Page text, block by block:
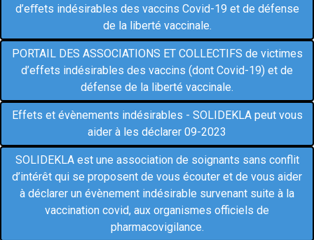
d’eﬀets indésirables des vaccins Covid-19 et de défense
de la liberté vaccinale.
PORTAIL DES ASSOCIATIONS ET COLLECTIFS de victimes
d’effets indésirables des vaccins (dont Covid-19) et de
défense de la liberté vaccinale.
Effets et évènements indésirables - SOLIDEKLA peut vous
aider à les déclarer 09-2023
SOLIDEKLA est une association de soignants sans conflit
d’intérêt qui se proposent de vous écouter et de vous aider
à déclarer un évènement indésirable survenant suite à la
vaccination covid, aux organismes officiels de
pharmacovigilance.